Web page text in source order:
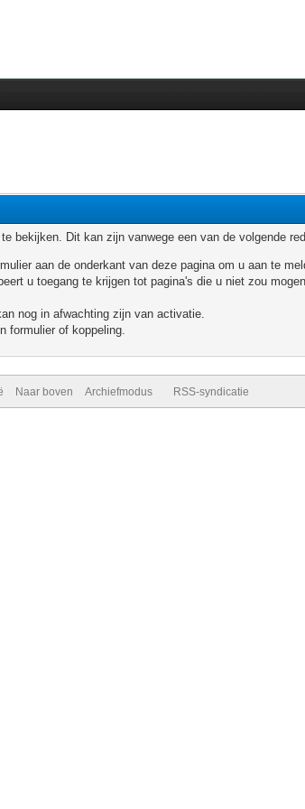
bekijken. Dit kan zijn vanwege een van de volgende
aan de onderkant van deze pagina om u aan te
u toegang te krijgen tot pagina's die u niet zou
nog in afwachting zijn van activatie.
formulier of koppeling.
Naar boven Archiefmodus RSS-syndicatie